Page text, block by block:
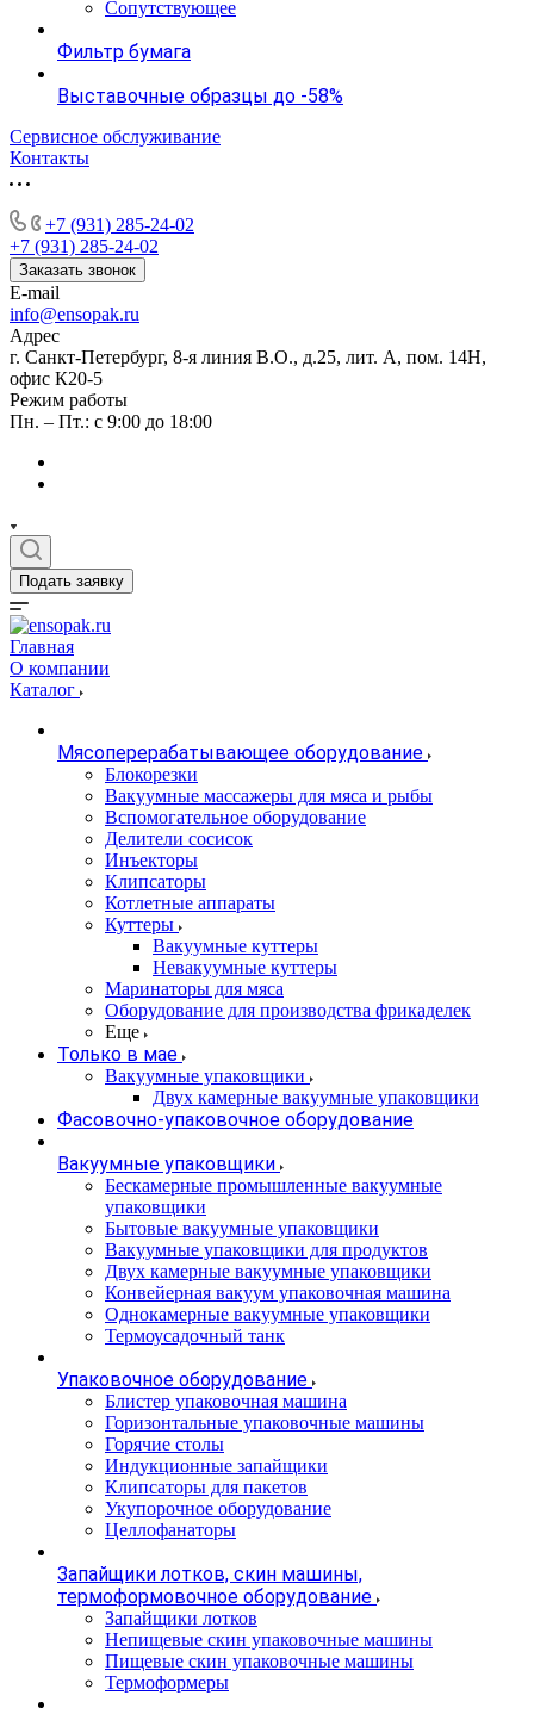
Сопутствующее
Фильтр бумага
Выставочные образцы до -58%
Сервисное обслуживание
Контакты
+7 (931) 285-24-02
+7 (931) 285-24-02
Заказать звонок
E-mail
info@ensopak.ru
Адрес
г. Санкт-Петербург, 8-я линия В.О., д.25, лит. А, пом. 14Н,
офис К20-5
Режим работы
Пн. – Пт.: с 9:00 до 18:00
Подать заявку
Главная
О компании
Каталог
Мясоперерабатывающее оборудование
Блокорезки
Вакуумные массажеры для мяса и рыбы
Вспомогательное оборудование
Делители сосисок
Инъекторы
Клипсаторы
Котлетные аппараты
Куттеры
Вакуумные куттеры
Невакуумные куттеры
Маринаторы для мяса
Оборудование для производства фрикаделек
Еще
Только в мае
Вакуумные упаковщики
Двух камерные вакуумные упаковщики
Фасовочно-упаковочное оборудование
Вакуумные упаковщики
Бескамерные промышленные вакуумные
упаковщики
Бытовые вакуумные упаковщики
Вакуумные упаковщики для продуктов
Двух камерные вакуумные упаковщики
Конвейерная вакуум упаковочная машина
Однокамерные вакуумные упаковщики
Термоусадочный танк
Упаковочное оборудование
Блистер упаковочная машина
Горизонтальные упаковочные машины
Горячие столы
Индукционные запайщики
Клипсаторы для пакетов
Укупорочное оборудование
Целлофанаторы
Запайщики лотков, скин машины,
термоформовочное оборудование
Запайщики лотков
Непищевые скин упаковочные машины
Пищевые скин упаковочные машины
Термоформеры